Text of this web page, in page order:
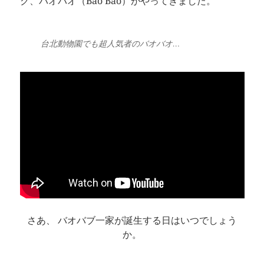
台北動物園でも超人気者のバオバオ…
さあ、 バオバブ一家が誕生する日はいつでしょう
か。